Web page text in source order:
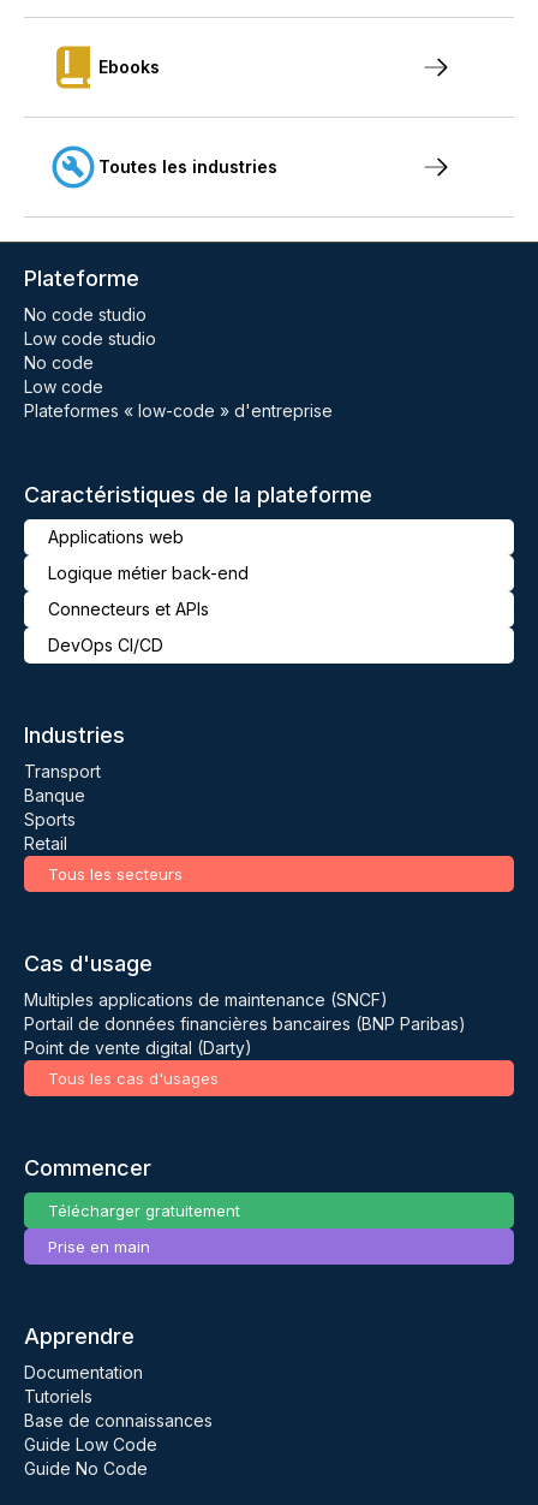
Ebooks
Toutes les industries
Plateforme
No code studio
Low code studio
No code
Low code
Plateformes « low-code » d'entreprise
Caractéristiques de la plateforme
Applications web
Logique métier back-end
Connecteurs et APIs
DevOps CI/CD
Industries
Transport
Banque
Sports
Retail
Tous les secteurs
Cas d'usage
Multiples applications de maintenance (SNCF)
Portail de données financières bancaires (BNP Paribas)
Point de vente digital (Darty)
Tous les cas d'usages
Commencer
Télécharger gratuitement
Prise en main
Apprendre
Documentation
Tutoriels
Base de connaissances
Guide Low Code
Guide No Code